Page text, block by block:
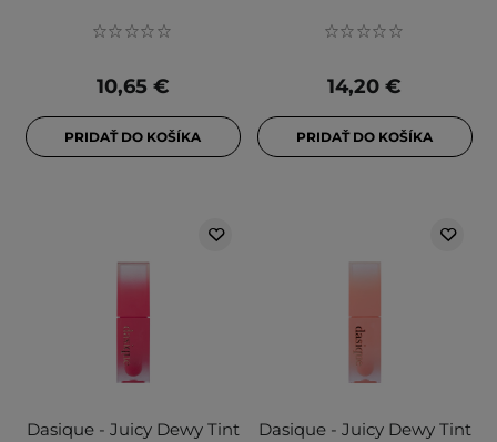
10,65 €
PRIDAŤ DO KOŠÍKA
14,20 €
PRIDAŤ DO KOŠÍKA
Dasique - Juicy Dewy Tint
Dasique - Juicy Dewy Tint